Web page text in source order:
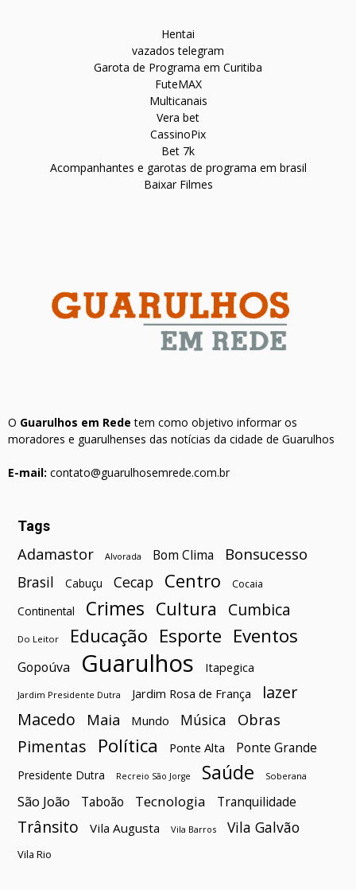
Hentai
vazados telegram
Garota de Programa em Curitiba
FuteMAX
Multicanais
Vera bet
CassinoPix
Bet 7k
Acompanhantes e garotas de programa em brasil
Baixar Filmes
O Guarulhos em Rede tem como objetivo informar os
moradores e guarulhenses das notícias da cidade de Guarulhos
E-mail: contato@guarulhosemrede.com.br
Tags
Adamastor Alvorada Bom Clima Bonsucesso
Brasil Cabuçu Cecap Centro Cocaia
Continental Crimes Cultura Cumbica
Do Leitor Educação Esporte Eventos
Gopoúva Guarulhos Itapegica
Jardim Presidente Dutra Jardim Rosa de França
lazer
Macedo
Maia Mundo Música Obras
Pimentas Política Ponte Alta Ponte Grande
Presidente Dutra Recreio São Jorge Saúde Soberana
São João Taboão Tecnologia Tranquilidade
Trânsito Vila Augusta Vila Barros Vila Galvão
Vila Rio